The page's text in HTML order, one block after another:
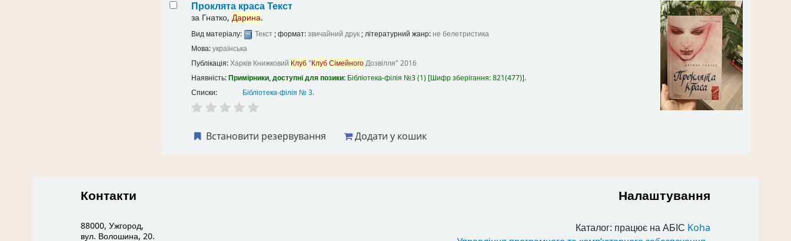
Проклята красаТекст
за Гнатко, Дарина.
Вид матеріалу: Текст; формат:звичайний друк; літературний жанр: не белетристика
Мова:українська
Публікація:Харків Книжковий Клуб"КлубСімейногоДозвілля" 2016
Наявність:Примірники, доступні для позики: Бібліотека-філія №3(1) Шифр зберігання:821(477) .
Списки:
Бібліотека-філія № 3.
Встановити резервування Додати у кошик
Контакти
88000, Ужгород,
вул. Волошина, 20.
Налаштування
Каталог: працює на АБІС Koha